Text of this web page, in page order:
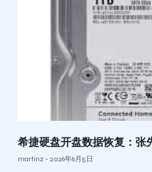
希捷硬盘开盘数据恢复：张
martinz 2026年6月5日